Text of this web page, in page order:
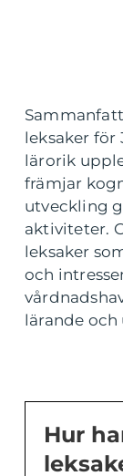
leksaker för
lärorik
främjar
utveckling
aktiviteter.
leksaker
och
lärande
Hur